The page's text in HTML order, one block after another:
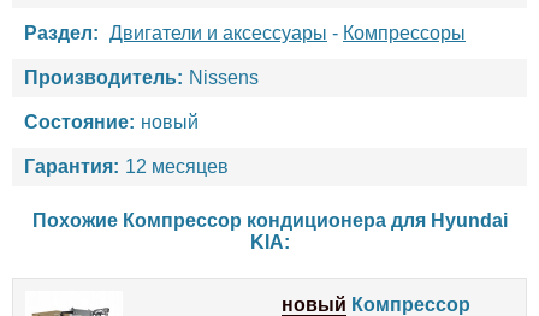
Раздел: Двигатели и аксессуары - Компрессоры
Производитель: Nissens
Состояние: новый
Гарантия: 12 месяцев
Похожие Компрессор кондиционера для Hyundai
KIA:
новый Компрессор